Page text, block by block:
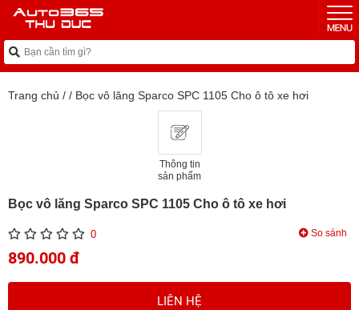
Trang chủ / / Bọc vô lăng Sparco SPC 1105 Cho ô tô xe hơi
Thông tin
sản phẩm
Bọc vô lăng Sparco SPC 1105 Cho ô tô xe hơi
0 So sánh
890.000 đ
LIÊN HỆ